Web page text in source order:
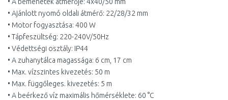
• Ajánlott nyomó oldali átmérő: 22/28/32 mm
• Motor fogyasztása: 400 W
• Tápfeszültség: 220-240V/50Hz
• Védettségi osztály: IP44
• A zuhanytálca magassága: 6 cm, 17 cm
• Max. vízszintes kivezetés: 50 m
• Max. függőleges. kivezetés: 5 m
• A beérkező víz maximális hőmérséklete: 60 °C